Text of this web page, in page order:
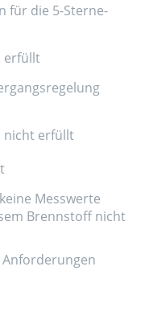
für die 5-Sterne-
erfüllt
nicht erfüllt
Messwerte
Brennstoff nicht
Anforderungen